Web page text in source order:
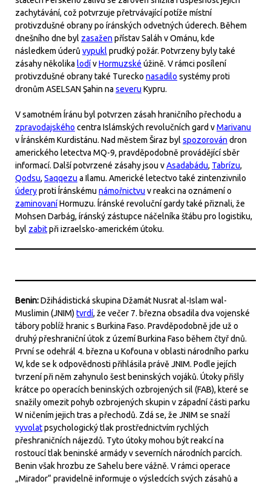
zachytávání, což potvrzuje přetrvávající potíže místní
protivzdušné obrany po íránských odvetných úderech. Během
dnešního dne byl zasažen přístav Saláh v Ománu, kde
následkem úderů vypukl prudký požár. Potvrzeny byly také
zásahy několika lodívHormuzské úžině. V rámci posílení
protivzdušné obrany také Turecko nasadilo systémy proti
dronům ASELSAN Şahin na severu Kypru.
V samotném Íránu byl potvrzen zásah hraničního přechodu a
zpravodajského centra Islámských revolučních gard vMarivanu
v Íránském Kurdistánu. Nad městem Širaz byl spozorován dron
amerického letectva MQ-9, pravděpodobně provádějící sběr
informací. Další potvrzené zásahy jsou vAsadabádu, Tabrízu,
Qodsu, Saqqezu a Ilamu. Americké letectvo také zintenzivnilo
úderyproti Íránskému námořnictvu v reakci na oznámení o
zaminovaníHormuzu. Íránské revoluční gardy také přiznali, že
Mohsen Darbág, íránský zástupce náčelníka štábu pro logistiku,
byl zabitpři izraelsko-americkém útoku.
Benin:Džihádistická skupina Džamát Nusrat al-Islam wal-
Muslimin (JNIM) tvrdí, že večer 7. března obsadila dva vojenské
tábory poblíž hranic s Burkina Faso. Pravděpodobně jde už o
druhý přeshraniční útok z území Burkina Faso během čtyř dnů.
První se odehrál 4. března u Kofouna v oblasti národního parku
W, kde se k odpovědnosti přihlásila právě JNIM. Podle jejích
tvrzení při něm zahynulo šest beninských vojáků. Útoky přišly
krátce po operacích beninských ozbrojených sil (FAB), které se
snažily omezit pohyb ozbrojených skupin v západní části parku
W ničením jejich tras a přechodů. Zdá se, že JNIM se snaží
vyvolatpsychologický tlak prostřednictvím rychlých
přeshraničních nájezdů. Tyto útoky mohou být reakcí na
rostoucí tlak beninské armády v severních národních parcích.
Benin však hrozbu ze Sahelu bere vážně. V rámci operace
„Mirador“ pravidelně informuje o výsledcích svých zásahů a